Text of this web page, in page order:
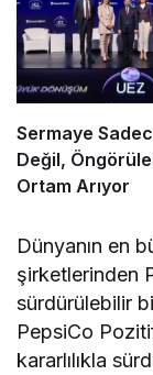
Sermaye
Değil,
Ortam Arıyor
Dünyanın en
şirketlerinden
sürdürülebilir
PepsiCo
kararlılıkla